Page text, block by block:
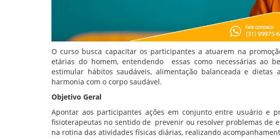
O curso busca capacitar os participantes a atuarem na
etárias do homem, entendendo essas como necessárias ao
estimular hábitos saudáveis, alimentação balanceada e dietas
harmonia com o corpo saudável.
Objetivo Geral
Apontar aos participantes ações em conjunto entre usuário e
fisioterapeutas no sentido de prevenir ou resolver problemas de
na rotina das atividades físicas diárias, realizando